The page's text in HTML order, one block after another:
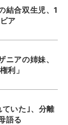
結合双生児、1
ア
ニアの姉妹、
利」
ていた｣、分離
語る